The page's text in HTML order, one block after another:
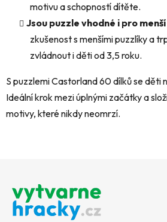
motivu a schopností dítěte.
Jsou puzzle vhodné i pro
zkušenost s menšími puzzlíky a
zvládnout i děti od 3,5 roku.
S puzzlemi Castorland 60 dílků se děti
Ideální krok mezi úplnými začátky a
motivy, které nikdy neomrzí.